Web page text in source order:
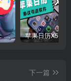
苹果蓝号检测软件：检测邮箱和手机是否符合苹果手机的协议软件
下一篇